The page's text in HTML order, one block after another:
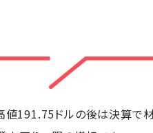
191.75ドルの後は決算で